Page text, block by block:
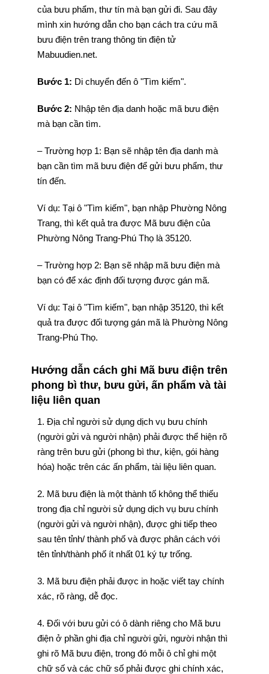
của bưu phẩm, thư tín mà bạn gửi đi. Sau đây
mình xin hướng dẫn cho bạn cách tra cứu mã
bưu điện trên trang thông tin điện tử
Mabuudien.net.
Bước 1: Di chuyển đến ô "Tìm kiếm".
Bước 2: Nhập tên địa danh hoặc mã bưu điện
mà bạn cần tìm.
– Trường hợp 1: Bạn sẽ nhập tên địa danh mà
bạn cần tìm mã bưu điện để gửi bưu phẩm, thư
tín đến.
Ví dụ: Tại ô "Tìm kiếm", bạn nhập Phường Nông
Trang, thì kết quả tra được Mã bưu điện của
Phường Nông Trang-Phú Thọ là 35120.
– Trường hợp 2: Bạn sẽ nhập mã bưu điện mà
bạn có để xác định đối tượng được gán mã.
Ví dụ: Tại ô "Tìm kiếm", bạn nhập 35120, thì kết
quả tra được đối tượng gán mã là Phường Nông
Trang-Phú Thọ.
Hướng dẫn cách ghi Mã bưu điện trên
phong bì thư, bưu gửi, ấn phẩm và tài
liệu liên quan
1. Địa chỉ người sử dụng dịch vụ bưu chính
(người gửi và người nhận) phải được thể hiện rõ
ràng trên bưu gửi (phong bì thư, kiện, gói hàng
hóa) hoặc trên các ấn phẩm, tài liệu liên quan.
2. Mã bưu điện là một thành tố không thể thiếu
trong địa chỉ người sử dụng dịch vụ bưu chính
(người gửi và người nhận), được ghi tiếp theo
sau tên tỉnh/ thành phố và được phân cách với
tên tỉnh/thành phố ít nhất 01 ký tự trống.
3. Mã bưu điện phải được in hoặc viết tay chính
xác, rõ ràng, dễ đọc.
4. Đối với bưu gửi có ô dành riêng cho Mã bưu
điện ở phần ghi địa chỉ người gửi, người nhận thì
ghi rõ Mã bưu điện, trong đó mỗi ô chỉ ghi một
chữ số và các chữ số phải được ghi chính xác,